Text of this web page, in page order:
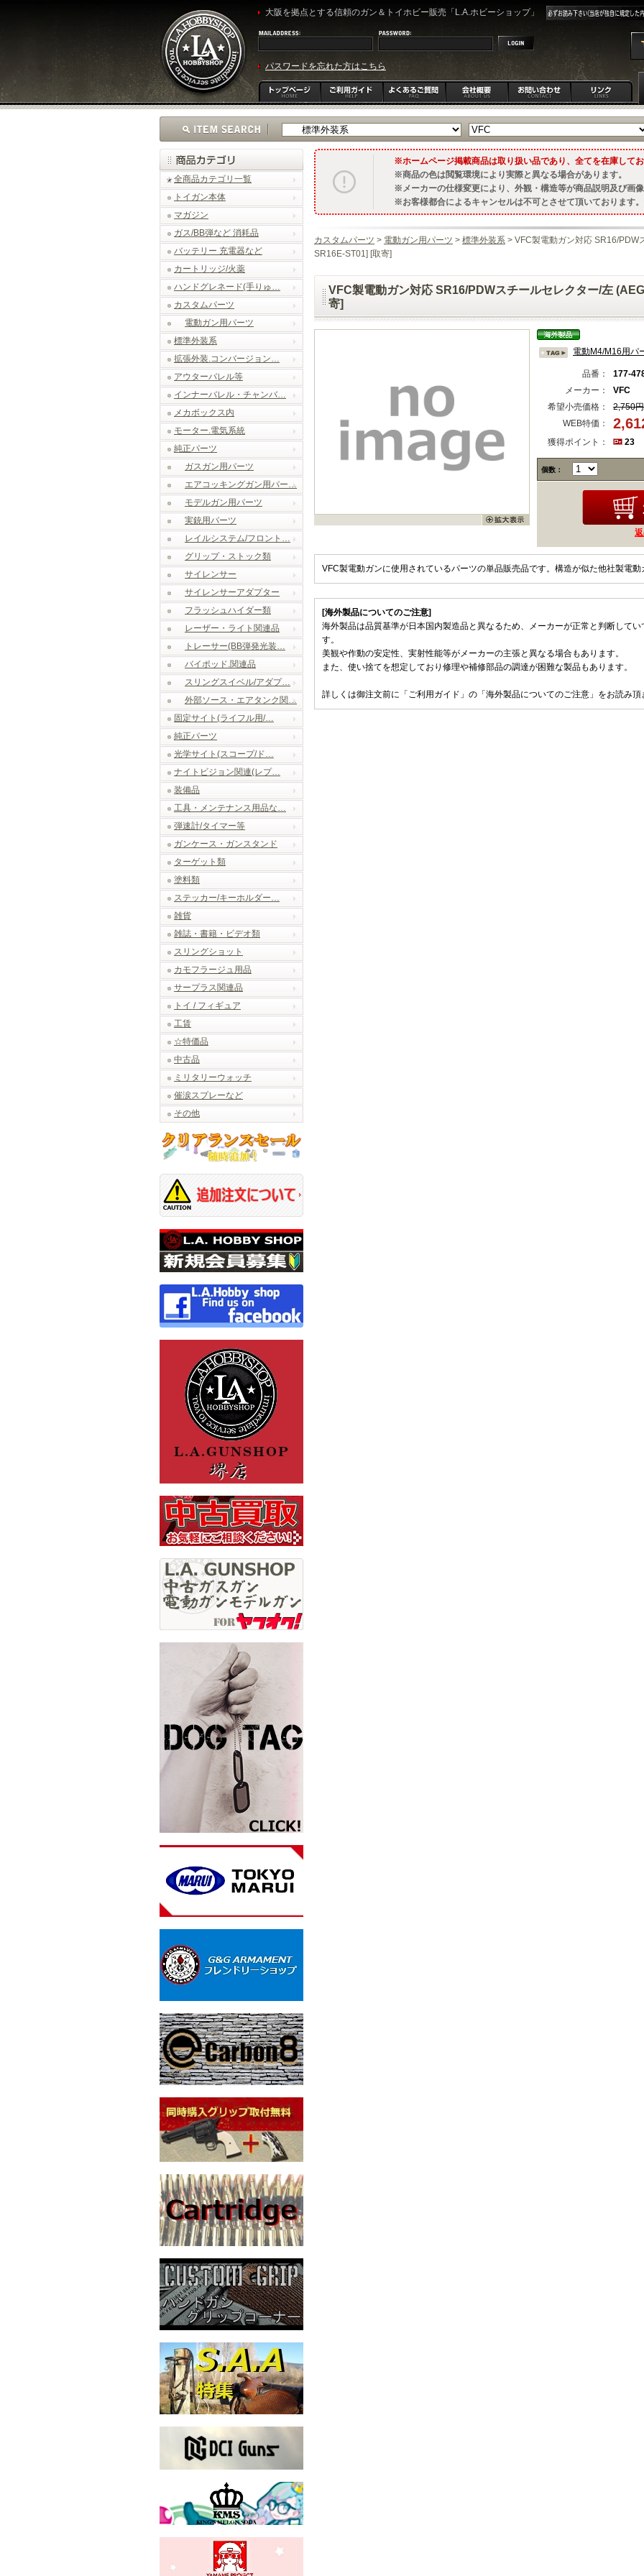
大阪を拠点とする信頼のガン＆トイホビー販売「L.A.ホビーショップ」
パスワードを忘れた方はこちら
全商品カテゴリ一覧
トイガン本体
マガジン
ガス/BB弾など 消耗品
バッテリー 充電器など
カートリッジ/火薬
ハンドグレネード(手りゅ…
カスタムパーツ
電動ガン用パーツ
標準外装系
拡張外装.コンバージョン…
アウターバレル等
インナーバレル・チャンバ…
メカボックス内
モーター.電気系統
純正パーツ
ガスガン用パーツ
エアコッキングガン用パー…
モデルガン用パーツ
実銃用パーツ
レイルシステム/フロント…
グリップ・ストック類
サイレンサー
サイレンサーアダプター
フラッシュハイダー類
レーザー・ライト関連品
トレーサー(BB弾発光装…
バイポッド.関連品
スリングスイベル/アダプ…
外部ソース・エアタンク関…
固定サイト(ライフル用/…
純正パーツ
光学サイト(スコープ/ド…
ナイトビジョン関連(レプ…
装備品
工具・メンテナンス用品な…
弾速計/タイマー等
ガンケース・ガンスタンド
ターゲット類
塗料類
ステッカー/キーホルダー…
雑貨
雑誌・書籍・ビデオ類
スリングショット
カモフラージュ用品
サープラス関連品
トイ / フィギュア
工賃
☆特価品
中古品
ミリタリーウォッチ
催涙スプレーなど
その他
ホームページ掲載商品は取り扱い品であり、全てを在庫してお
商品の色は閲覧環境により実際と異なる場合があります。
メーカーの仕様変更により、外観・構造等が商品説明及び画
お客様都合によるキャンセルは不可とさせて頂いております。
カスタムパーツ > 電動ガン用パーツ > 標準外装系 > VFC製電動ガン対応 SR16/PDW
SR16E-ST01] [取寄]
VFC製電動ガン対応 SR16/PDWスチールセレクター/左
寄]
電動M4/M16用パ
品番：
177-
メーカー：
VFC
希望小売価格：
2,750円
WEB特価：
獲得ポイント：
23
個数：
VFC製電動ガンに使用されているパーツの単品販売品です。構造が似た他社製電動
[海外製品についてのご注意]
海外製品は品質基準が日本国内製造品と異なるため、メーカーが正常と判断して
す。
美観や作動の安定性、実射性能等がメーカーの主張と異なる場合もあります。
また、使い捨てを想定しており修理や補修部品の調達が困難な製品もあります。
詳しくは御注文前に「ご利用ガイド」の「海外製品についてのご注意」をお読み頂